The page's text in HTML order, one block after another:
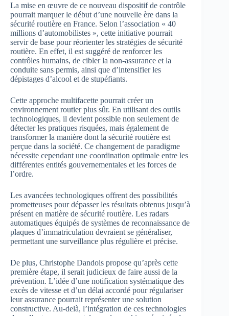
La mise en œuvre de ce nouveau dispositif de contrôle
pourrait marquer le début d’une nouvelle ère dans la
sécurité routière en France. Selon l’association « 40
millions d’automobilistes », cette initiative pourrait
servir de base pour réorienter les stratégies de sécurité
routière. En effet, il est suggéré de renforcer les
contrôles humains, de cibler la non-assurance et la
conduite sans permis, ainsi que d’intensifier les
dépistages d’alcool et de stupéfiants.
Cette approche multifacette pourrait créer un
environnement routier plus sûr. En utilisant des outils
technologiques, il devient possible non seulement de
détecter les pratiques risquées, mais également de
transformer la manière dont la sécurité routière est
perçue dans la société. Ce changement de paradigme
nécessite cependant une coordination optimale entre les
différentes entités gouvernementales et les forces de
l’ordre.
Les avancées technologiques offrent des possibilités
prometteuses pour dépasser les résultats obtenus jusqu’à
présent en matière de sécurité routière. Les radars
automatiques équipés de systèmes de reconnaissance de
plaques d’immatriculation devraient se généraliser,
permettant une surveillance plus régulière et précise.
De plus, Christophe Dandois propose qu’après cette
première étape, il serait judicieux de faire aussi de la
prévention. L’idée d’une notification systématique des
excès de vitesse et d’un délai accordé pour régulariser
leur assurance pourrait représenter une solution
constructive. Au-delà, l’intégration de ces technologies